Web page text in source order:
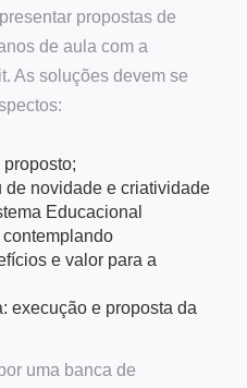
propostas de
de aula com a
As soluções devem se
de novidade e criatividade
Educacional
e valor para a
execução e proposta da
uma banca de